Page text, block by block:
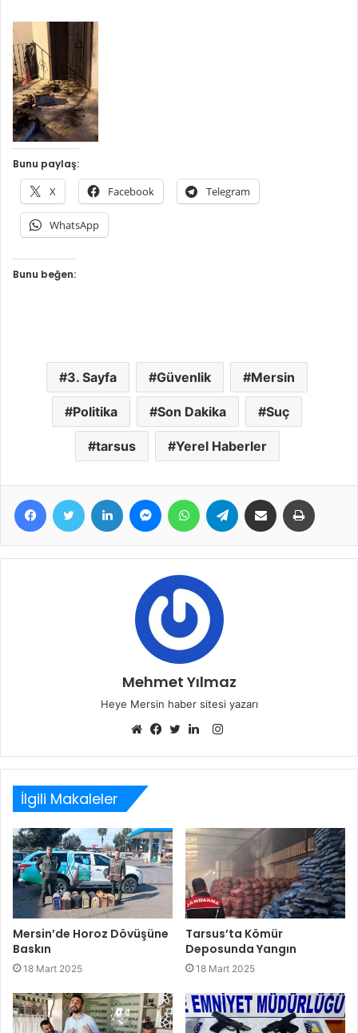
Bunu paylaş:
X Facebook Telegram
WhatsApp
Bunu beğen:
3. Sayfa Güvenlik Mersin
Politika Son Dakika Suç
tarsus Yerel Haberler
FacebookTwitter LinkedIn MessengerWhatsAppTelegram E-Posta ile paylaş
Mehmet Yılmaz
Heye Mersin haber sitesi yazarı
sitesi
Instagram
İlgili Makaleler
Mersin’de Horoz Dövüşüne
Baskın
18 Mart 2025
Tarsus’ta Kömür
Deposunda Yangın
18 Mart 2025